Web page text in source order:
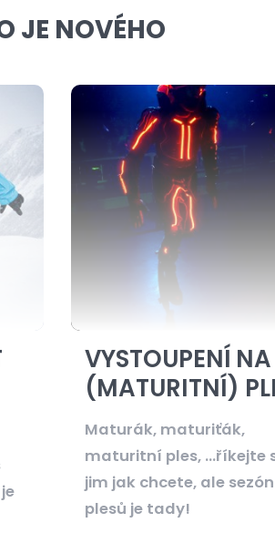
JE NOVÉHO
VYSTOUPENÍ NA
(MATURITNÍ)
Maturák, maturiťák,
maturitní ples, ...říkejte
jim jak chcete, ale
plesů je tady!